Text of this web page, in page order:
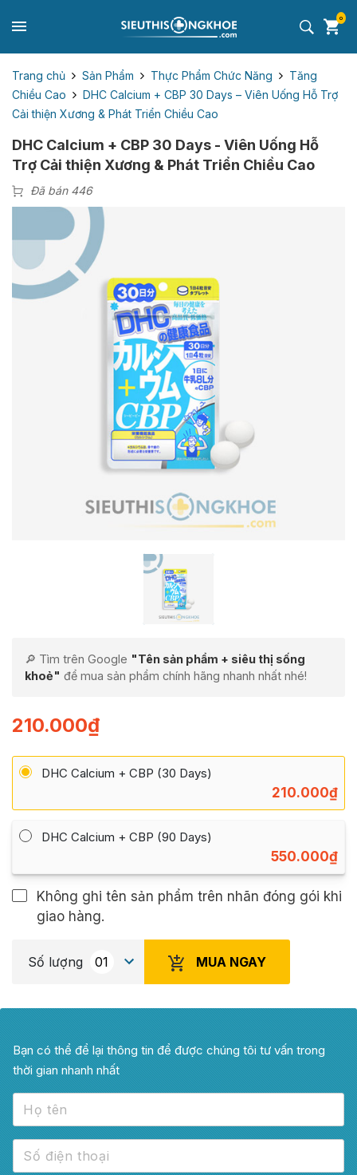
0
Trang chủ Sản Phẩm Thực Phẩm Chức Năng
Tăng
Chiều Cao
DHC Calcium + CBP 30 Days – Viên Uống Hỗ Trợ
Cải thiện Xương & Phát Triển Chiều Cao
DHC Calcium + CBP 30 Days - Viên Uống Hỗ
Trợ Cải thiện Xương & Phát Triển Chiều Cao
Đã bán 446
🔎 Tìm trên Google "Tên sản phẩm + siêu thị sống
khoẻ" để mua sản phẩm chính hãng nhanh nhất nhé!
210.000₫
DHC Calcium + CBP (30 Days)
210.000₫
DHC Calcium + CBP (90 Days)
550.000₫
Không ghi tên sản phẩm trên nhãn đóng gói khi
giao hàng.
Số lượng MUA NGAY
Bạn có thể để lại thông tin để được chúng tôi tư vấn trong
thời gian nhanh nhất